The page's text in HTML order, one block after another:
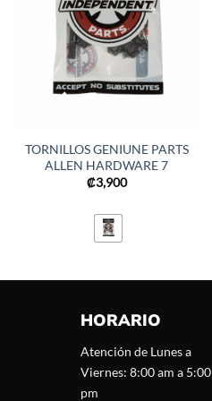
TORNILLOS GENIUNE PARTS
ALLEN HARDWARE 7
₡3,900
HORARIO
Atención de Lunes a
Viernes: 8:00 am a 5:00
pm